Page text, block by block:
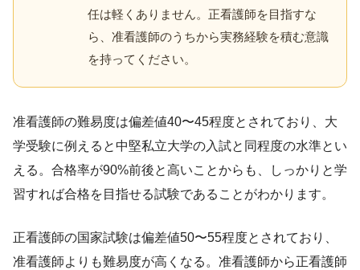
任は軽くありません。正看護師を目指すな
ら、准看護師のうちから実務経験を積む意識
を持ってください。
准看護師の難易度は偏差値40〜45程度とされており、大
学受験に例えると中堅私立大学の入試と同程度の水準とい
える。合格率が90%前後と高いことからも、しっかりと学
習すれば合格を目指せる試験であることがわかります。
正看護師の国家試験は偏差値50〜55程度とされており、
准看護師よりも難易度が高くなる。准看護師から正看護師